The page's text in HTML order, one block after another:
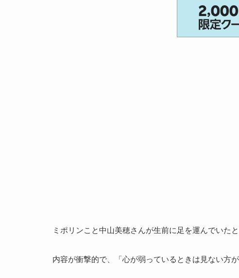
ミポリンこと中山美穂さんが生前に足を運んでいた
内容が衝撃的で、「心が弱っているときは見ない方